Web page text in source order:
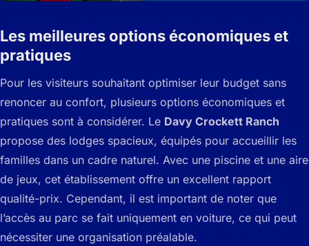
Les meilleures options économiques et
pratiques
Pour les visiteurs souhaitant optimiser leur budget sans
renoncer au confort, plusieurs options économiques et
pratiques sont à considérer. Le Davy Crockett Ranch
propose des lodges spacieux, équipés pour accueillir les
familles dans un cadre naturel. Avec une piscine et une aire
de jeux, cet établissement offre un excellent rapport
qualité-prix. Cependant, il est important de noter que
l’accès au parc se fait uniquement en voiture, ce qui peut
nécessiter une organisation préalable.